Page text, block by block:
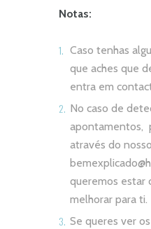
Notas:
Caso tenhas
que aches que
entra em
No caso de
apontamentos,
através do
queremos estar
melhorar para ti.
Se queres ver